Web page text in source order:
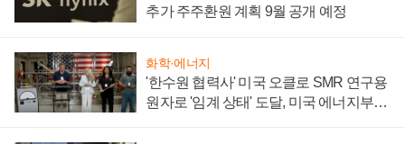
추가 주주환원 계획 9월 공개 예정
화학·에너지
'한수원 협력사' 미국 오클로 SMR 연구용
원자로 '임계 상태' 도달, 미국 에너지부